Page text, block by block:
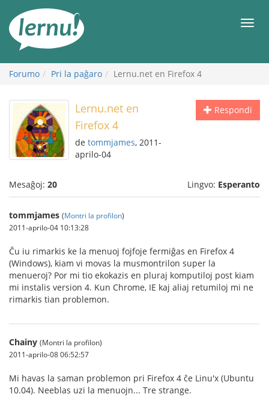
enhavo
Forumo Pri la paĝaro Lernu.net en Firefox 4
Respondi
Lernu.net en
Firefox 4
de tommjames, 2011-
aprilo-04
Mesaĝoj: 20 Lingvo: Esperanto
tommjames (Montri la profilon)
2011-aprilo-04 10:13:28
Ĉu iu rimarkis ke la menuoj fojfoje fermiĝas en Firefox 4
(Windows), kiam vi movas la musmontrilon super la
menueroj? Por mi tio ekokazis en pluraj komputiloj post kiam
mi instalis version 4. Kun Chrome, IE kaj aliaj retumiloj mi ne
rimarkis tian problemon.
Chainy (Montri la profilon)
2011-aprilo-08 06:52:57
Mi havas la saman problemon pri Firefox 4 ĉe Linu'x (Ubuntu
10.04). Neeblas uzi la menuojn... Tre strange.